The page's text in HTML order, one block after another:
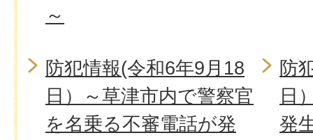
～
防犯情報(令和6年9月18
日）～草津市内で警察官
を名乗る不審電話が発
防
日
発